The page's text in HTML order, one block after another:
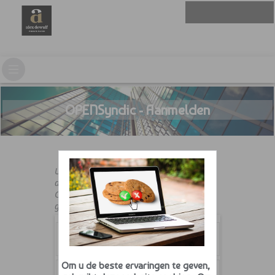
U moet beschikken over een geldige
aanmeldnaam en paswoord.
Contacteer uw syndicus indien u er nog
geen hebt.
OPENSyndic - Aanmelden
Om u de beste ervaringen te geven,